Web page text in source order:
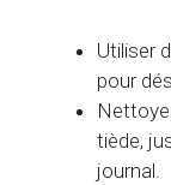
Utiliser
pour
tiède,
journal.